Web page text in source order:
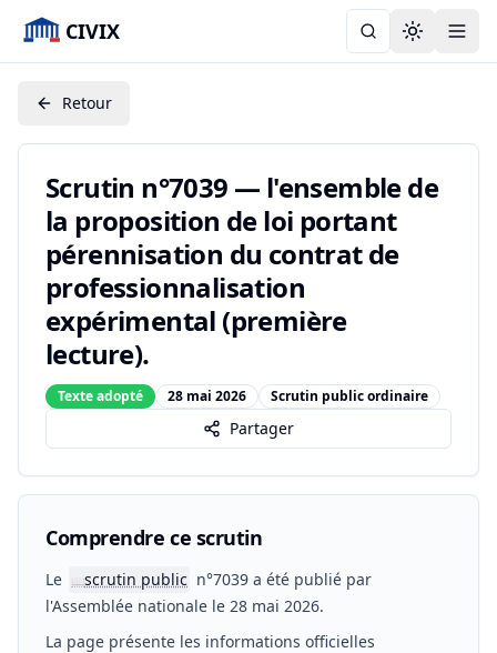
CIVIX Toggle
Retour
Scrutin n°7039 — l'ensemble de
la proposition de loi portant
pérennisation du contrat de
professionnalisation
expérimental (première
lecture).
Texte adopté 28 mai 2026 Scrutin public ordinaire
Partager
Comprendre ce scrutin
Le 📖scrutin public n°7039 a été publié par
l'Assemblée nationale le 28 mai 2026.
La page présente les informations officielles